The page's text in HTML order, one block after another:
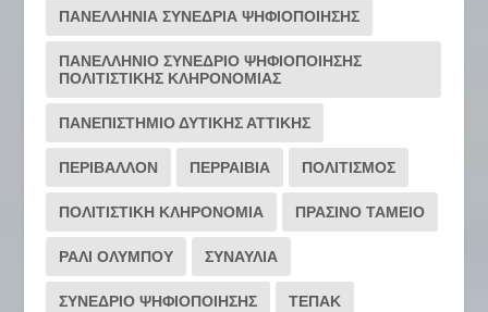
ΠΑΝΕΛΛΗΝΙΑ ΣΥΝΕΔΡΙΑ ΨΗΦΙΟΠΟΙΗΣΗΣ
ΠΑΝΕΛΛΗΝΙΟ ΣΥΝΕΔΡΙΟ ΨΗΦΙΟΠΟΙΗΣΗΣ
ΠΟΛΙΤΙΣΤΙΚΗΣ ΚΛΗΡΟΝΟΜΙΑΣ
ΠΑΝΕΠΙΣΤΗΜΙΟ ΔΥΤΙΚΗΣ ΑΤΤΙΚΗΣ
ΠΕΡΙΒΑΛΛΟΝ ΠΕΡΡΑΙΒΙΑ ΠΟΛΙΤΙΣΜΟΣ
ΠΟΛΙΤΙΣΤΙΚΗ ΚΛΗΡΟΝΟΜΙΑ ΠΡΑΣΙΝΟ ΤΑΜΕΙΟ
ΡΆΛΙ ΟΛΎΜΠΟΥ ΣΥΝΑΥΛΙΑ
ΣΥΝΕΔΡΙΟ ΨΗΦΙΟΠΟΙΗΣΗΣ ΤΕΠΑΚ